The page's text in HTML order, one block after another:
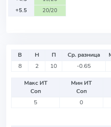
+5.5
20/20
В Н П Ср. разница
8
2 10 -0.65
Макс ИТ
Соп
Мин ИТ
Соп
5
0